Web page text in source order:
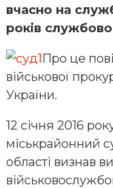
вчасно на
років
Про це
військової
України.
12 січня 2016
міськрайонний
області визнав